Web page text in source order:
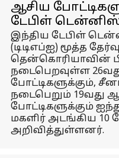
ஆசிய
டேபிள்
இந்திய டேபிள்
(டிடிஎப்ஐ) மூத்த
தென்கொரியாவின்
நடைபெறவுள்ள
போட்டிகளுக்கும்,
நடைபெறும் 19வது
போட்டிகளுக்கும்
மகளிர் அடங்கிய
அறிவித்துள்ளனர்.